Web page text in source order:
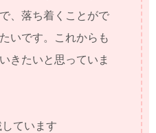
、落ち着くことがで
いです。これからも
きたいと思っていま
ています